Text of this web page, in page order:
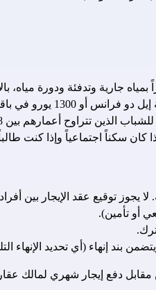
جارية وتدفئة ودورة مياه،
تتراوح أعمارهم بين 18 و 30 عاماً
أو تأمين).
مقابل دفع إيجار شهري لمالك